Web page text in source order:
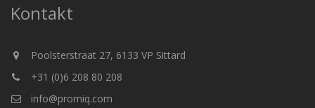
Kontakt
Poolsterstraat 27, 6133 VP Sittard
+31 (0)6 208 80 208
info@promiq.com